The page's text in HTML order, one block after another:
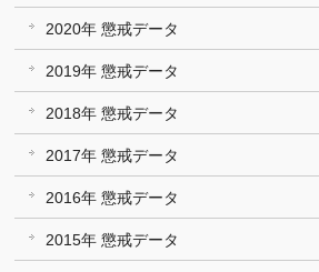
2020年 懲戒データ
2019年 懲戒データ
2018年 懲戒データ
2017年 懲戒データ
2016年 懲戒データ
2015年 懲戒データ